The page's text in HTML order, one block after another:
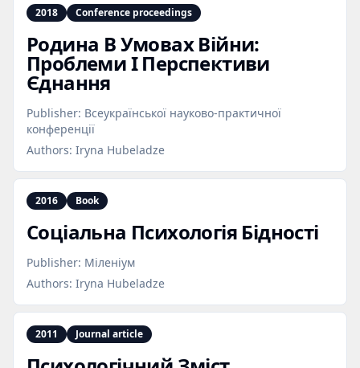
2018 Conference proceedings
Родина В Умовах Війни:
Проблеми І Перспективи
Єднання
Publisher: Всеукраїнської науково-практичної
конференції
Authors: Iryna Hubeladze
2016 Book
Соціальна Психологія Бідності
Publisher: Міленіум
Authors: Iryna Hubeladze
2011 Journal article